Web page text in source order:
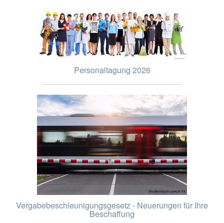
Personaltagung 2026
Vergabebeschleunigungsgesetz - Neuerungen für Ihre
Beschaffung